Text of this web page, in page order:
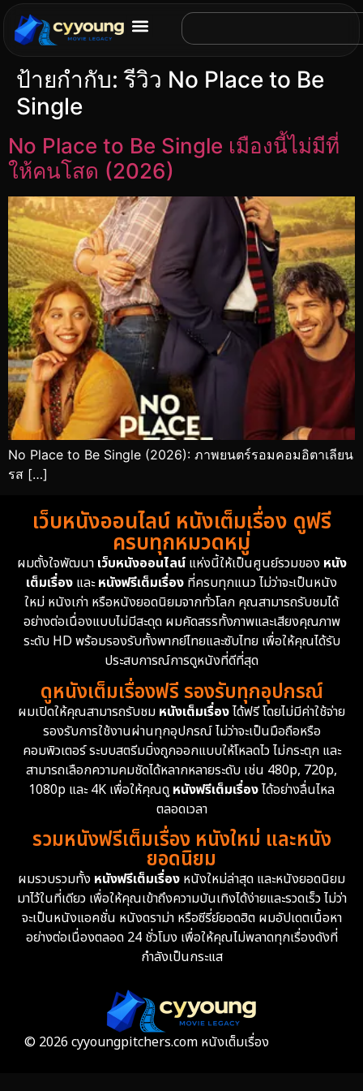
ป้ายกำกับ:รีวิว No Place to Be
Single
No Place to Be Single เมืองนี้ไม่มีที่
ให้คนโสด (2026)
No Place to Be Single (2026): ภาพยนตร์รอมคอมอิตาเลียน
รส […]
เว็บหนังออนไลน์ หนังเต็มเรื่อง ดูฟรี
ครบทุกหมวดหมู่
ผมตั้งใจพัฒนา เว็บหนังออนไลน์แห่งนี้ให้เป็นศูนย์รวมของ หนัง
เต็มเรื่อง และหนังฟรีเต็มเรื่อง ที่ครบทุกแนว ไม่ว่าจะเป็นหนัง
ใหม่ หนังเก่า หรือหนังยอดนิยมจากทั่วโลก คุณสามารถรับชมได้
อย่างต่อเนื่องแบบไม่มีสะดุด ผมคัดสรรทั้งภาพและเสียงคุณภาพ
ระดับ HD พร้อมรองรับทั้งพากย์ไทยและซับไทย เพื่อให้คุณได้รับ
ประสบการณ์การดูหนังที่ดีที่สุด
ดูหนังเต็มเรื่องฟรี รองรับทุกอุปกรณ์
ผมเปิดให้คุณสามารถรับชม หนังเต็มเรื่องได้ฟรี โดยไม่มีค่าใช้จ่าย
รองรับการใช้งานผ่านทุกอุปกรณ์ ไม่ว่าจะเป็นมือถือหรือ
คอมพิวเตอร์ ระบบสตรีมมิ่งถูกออกแบบให้โหลดไว ไม่กระตุก และ
สามารถเลือกความคมชัดได้หลากหลายระดับ เช่น 480p, 720p,
1080p และ 4K เพื่อให้คุณดูหนังฟรีเต็มเรื่องได้อย่างลื่นไหล
ตลอดเวลา
รวมหนังฟรีเต็มเรื่อง หนังใหม่ และหนัง
ยอดนิยม
ผมรวบรวมทั้ง หนังฟรีเต็มเรื่อง หนังใหม่ล่าสุด และหนังยอดนิยม
มาไว้ในที่เดียว เพื่อให้คุณเข้าถึงความบันเทิงได้ง่ายและรวดเร็ว ไม่ว่า
จะเป็นหนังแอคชั่น หนังดราม่า หรือซีรี่ย์ยอดฮิต ผมอัปเดตเนื้อหา
อย่างต่อเนื่องตลอด 24 ชั่วโมง เพื่อให้คุณไม่พลาดทุกเรื่องดังที่
กำลังเป็นกระแส
© 2026 cyyoungpitchers.com หนังเต็มเรื่อง